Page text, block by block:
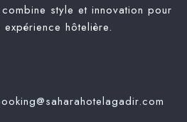
style et innovation pour
hôtelière.